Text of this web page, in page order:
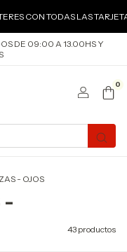
TODAS LAS TARJETAS DE
DE 09:00 A 13.00HS Y
0
- OJOS
-
43 productos